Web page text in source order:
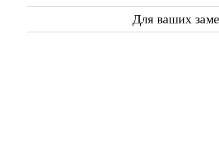
Для ваших